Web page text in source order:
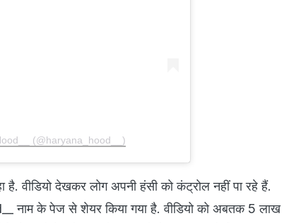
(@haryana_hood__)
वीडियो देखकर लोग अपनी हंसी को कंट्रोल नहीं पा रहे हैं.
नाम के पेज से शेयर किया गया है. वीडियो को अबतक 5 लाख